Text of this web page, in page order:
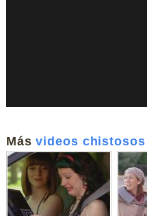
Másvideos chistosos